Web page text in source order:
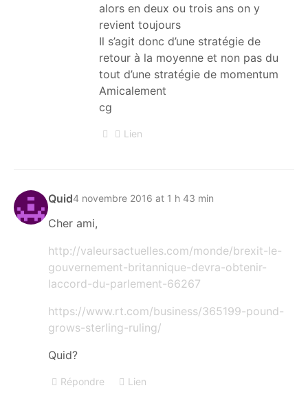
alors en deux ou trois ans on y
revient toujours
Il s’agit donc d’une stratégie de
retour à la moyenne et non pas du
tout d’une stratégie de momentum
Amicalement
cg
Lien
Quid4 novembre 2016 at 1 h 43 min
Cher ami,
http://valeursactuelles.com/monde/brexit-le-
gouvernement-britannique-devra-obtenir-
laccord-du-parlement-66267
https://www.rt.com/business/365199-pound-
grows-sterling-ruling/
Quid?
Répondre Lien